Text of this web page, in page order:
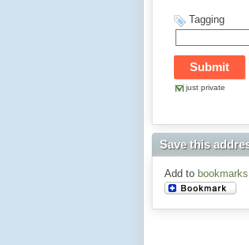
Tagging
just private
Save this
Add to bookmarks